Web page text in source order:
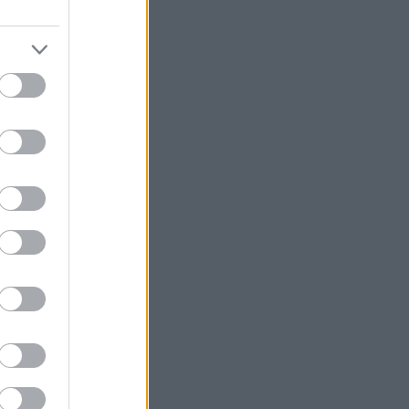
Fitch: Ο κίνδυνος διόρθωσης στην AI
Επιφυλακτικό ρεκόρ στις ευρωαγορές
ΗΠΑ-Ιράν
πυρκαγιάς και παραβάσεις
πυροπροστασίας
Ιράν: Συμφώνησε με το Ομάν για τις
Flexopack: Από 7 Αυγούστου η
μετοχών
734 εκατ. στο εξάμηνο – Στα 393 εκατ.